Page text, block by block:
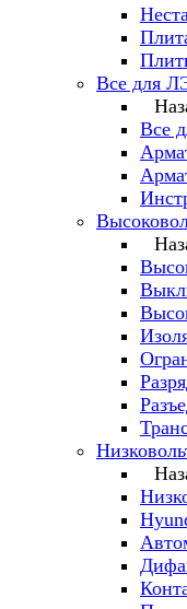
Все для
Все